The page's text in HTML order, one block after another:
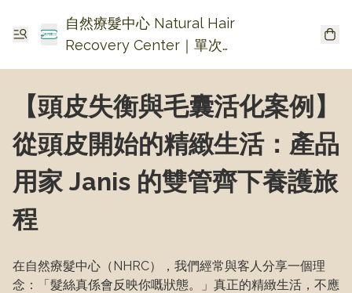
自然療髮中心 Natural Hair
Recovery Center｜單次收
費生髮・頭皮頭瘡護理
【頭皮失衡與毛囊活化案例】
從頭皮開始的精緻生活：產品
用家 Janis 的雙管齊下養護旅
程
在自然療髮中心（NHRC），我們經常與客人分享一個理
念：「髮絲真係會反映你嘅狀態。」真正的精緻生活，不應